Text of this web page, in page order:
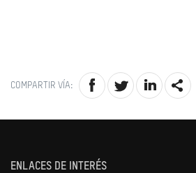
COMPARTIR VÍA:
ENLACES DE INTERÉS